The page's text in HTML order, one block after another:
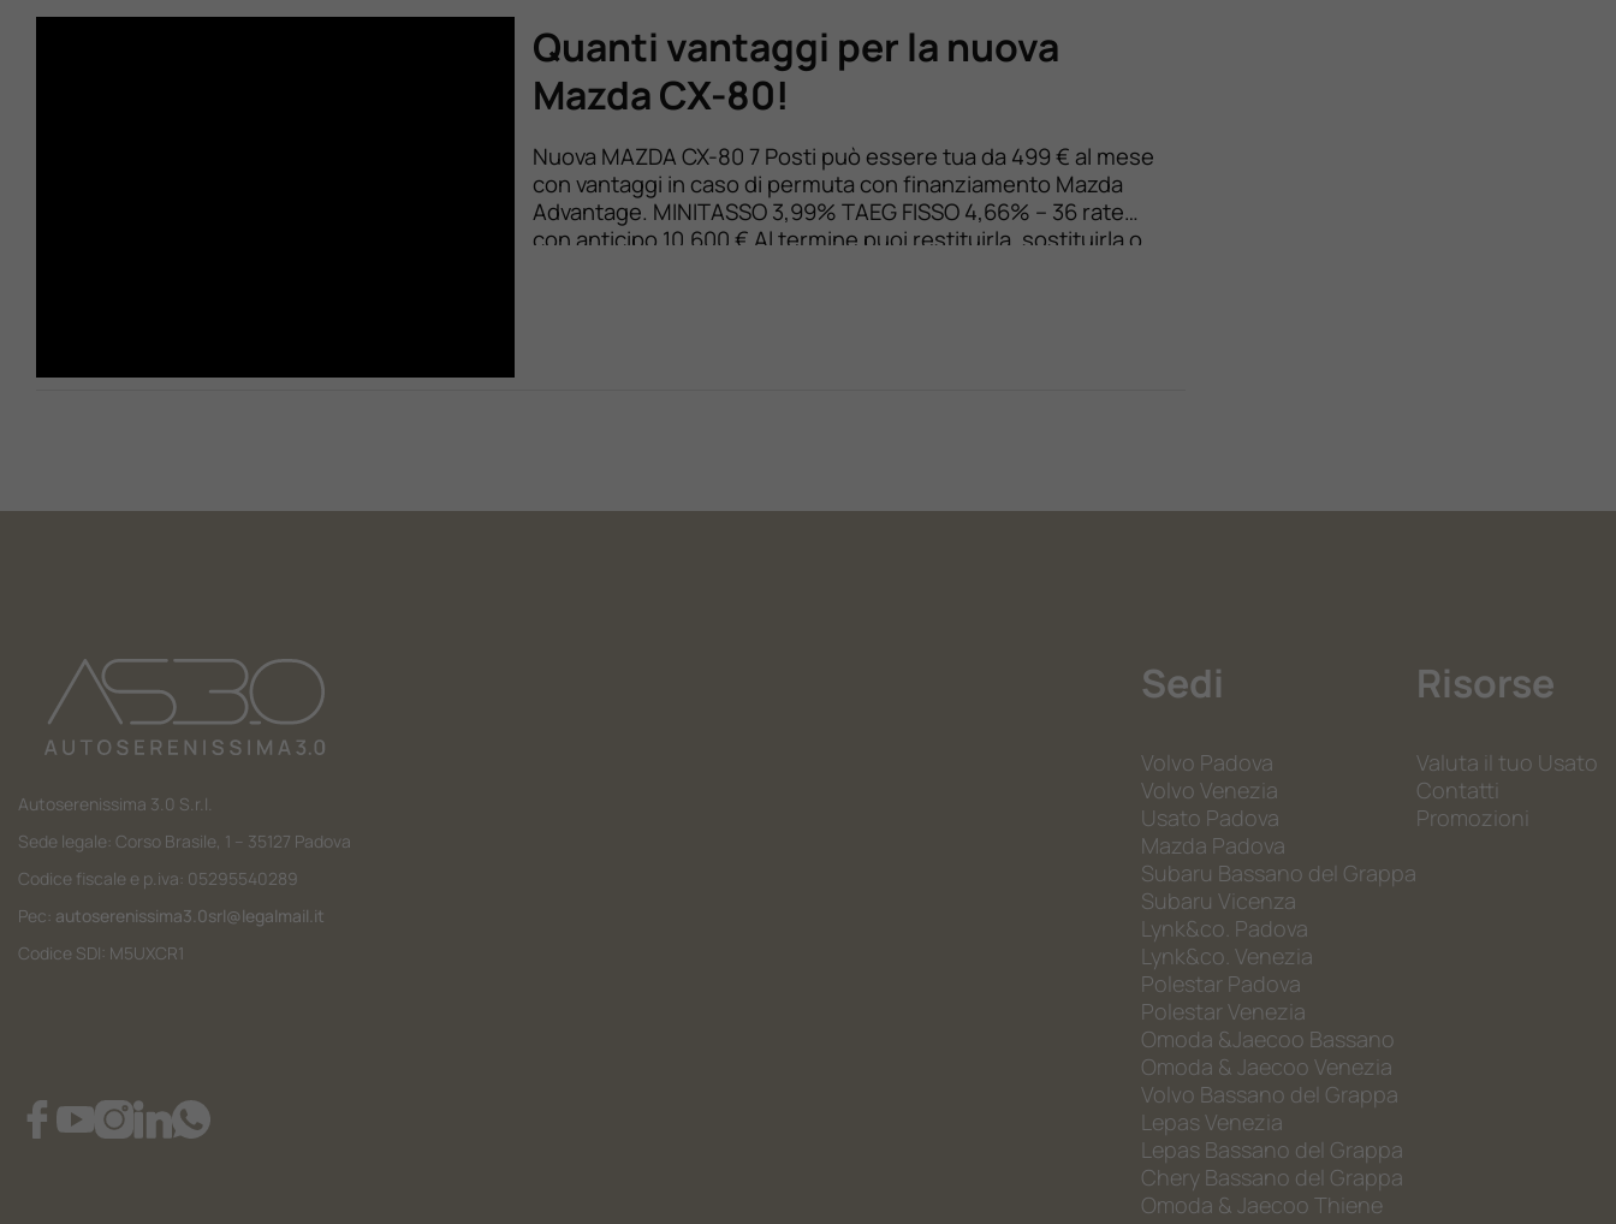
Quanti vantaggi per la nuova
Mazda CX-80!
Nuova MAZDA CX-80 7 Posti può essere tua da 499 € al mese
con vantaggi in caso di permuta con finanziamento Mazda
Advantage. MINITASSO 3,99% TAEG FISSO 4,66% – 36 rate
con anticipo 10.600 € Al termine puoi restituirla, sostituirla o
Autoserenissima 3.0 S.r.l.
Sede legale: Corso Brasile, 1 – 35127 Padova
Codice fiscale e p.iva: 05295540289
Pec: autoserenissima3.0srl@legalmail.it
Codice SDI: M5UXCR1
Sedi
Volvo Padova
Volvo Venezia
Usato Padova
Mazda Padova
Subaru Bassano del Grappa
Subaru Vicenza
Lynk&co. Padova
Lynk&co. Venezia
Polestar Padova
Polestar Venezia
Omoda &Jaecoo Bassano
Omoda & Jaecoo Venezia
Volvo Bassano del Grappa
Lepas Venezia
Lepas Bassano del Grappa
Chery Bassano del Grappa
Omoda & Jaecoo Thiene
Risorse
Valuta il tuo Usato
Contatti
Promozioni